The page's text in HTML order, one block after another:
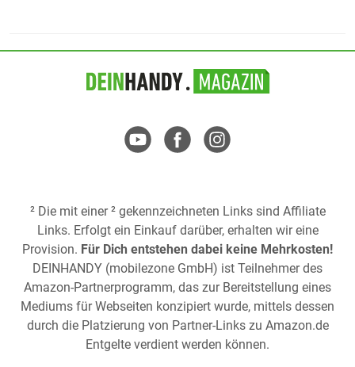
² Die mit einer ² gekennzeichneten Links sind Affiliate
Links. Erfolgt ein Einkauf darüber, erhalten wir eine
Provision. Für Dich entstehen dabei keine Mehrkosten!
DEINHANDY (mobilezone GmbH) ist Teilnehmer des
Amazon-Partnerprogramm, das zur Bereitstellung eines
Mediums für Webseiten konzipiert wurde, mittels dessen
durch die Platzierung von Partner-Links zu Amazon.de
Entgelte verdient werden können.